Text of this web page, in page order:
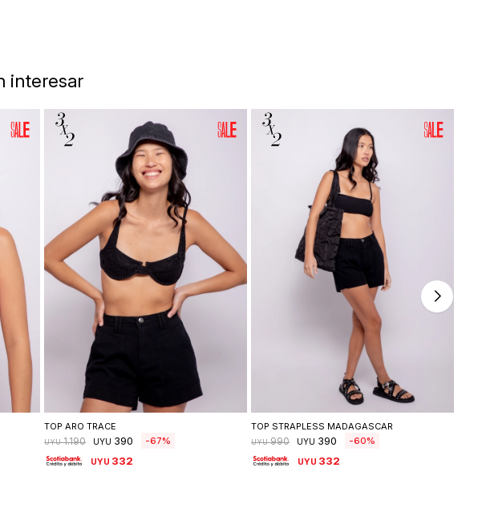
interesar
Seleccionar talle
TOP ARO TRACE
UYU 1.190 UYU 390 67
UYU 332
Seleccionar talle
TOP STRAPLESS MADAGASCAR
UYU 990 UYU 390 60
UYU 332